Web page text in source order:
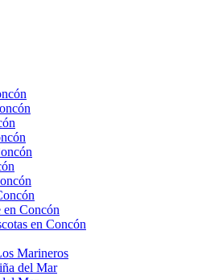
en Concón
en Concón
Marineros
del Mar